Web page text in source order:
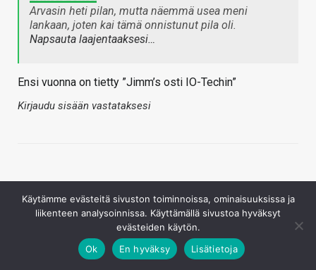
Arvasin heti pilan, mutta näemmä usea meni
lankaan, joten kai tämä onnistunut pila oli.
Napsauta laajentaaksesi…
Ensi vuonna on tietty ”Jimm’s osti IO-Techin”
Kirjaudu sisään vastataksesi
Juoksuankka
Käytämme evästeitä sivuston toiminnoissa, ominaisuuksissa ja
liikenteen analysoinnissa. Käyttämällä sivustoa hyväksyt
evästeiden käytön.
Ok
En hyväksy Lisätietoja